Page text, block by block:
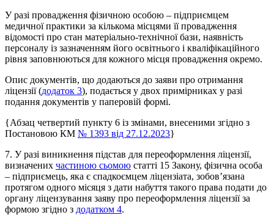
У разі провадження фізичною особою – підприємцем
медичної практики за кількома місцями її провадження
відомості про стан матеріально-технічної бази, наявність
персоналу із зазначенням його освітнього і кваліфікаційного
рівня заповнюються для кожного місця провадження окремо.
Опис документів, що додаються до заяви про отримання
ліцензії (додаток 3), подається у двох примірниках у разі
подання документів у паперовій формі.
{Абзац четвертий пункту 6 із змінами, внесеними згідно з
Постановою КМ № 1393 від 27.12.2023}
7. У разі виникнення підстав для переоформлення ліцензії,
визначених частиною сьомою статті 15 Закону, фізична особа
– підприємець, яка є спадкоємцем ліцензіата, зобов’язана
протягом одного місяця з дати набуття такого права подати до
органу ліцензування заяву про переоформлення ліцензії за
формою згідно з додатком 4.